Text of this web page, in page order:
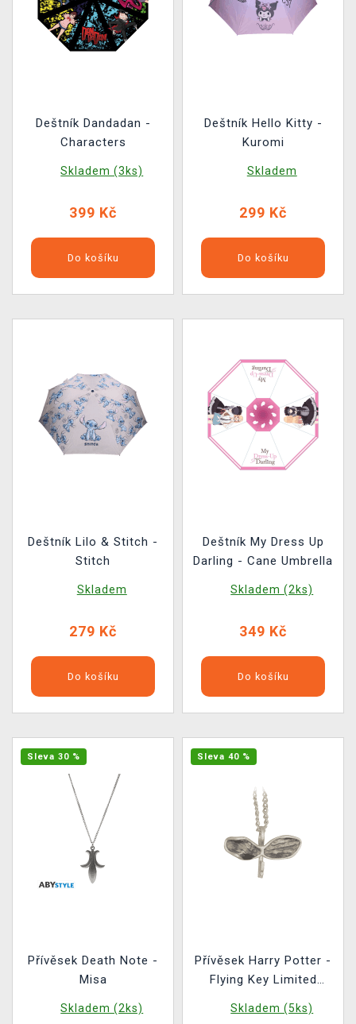
Deštník Dandadan -
Characters
Skladem (3ks)
399 Kč
Do košíku
Deštník Hello Kitty -
Kuromi
Skladem
299 Kč
Do košíku
Deštník Lilo & Stitch -
Stitch
Skladem
279 Kč
Do košíku
Deštník My Dress Up
Darling - Cane Umbrella
Skladem (2ks)
349 Kč
Do košíku
Sleva 30 %
Přívěsek Death Note -
Misa
Skladem (2ks)
Sleva 40 %
Přívěsek Harry Potter -
Flying Key Limited
Skladem (5ks)